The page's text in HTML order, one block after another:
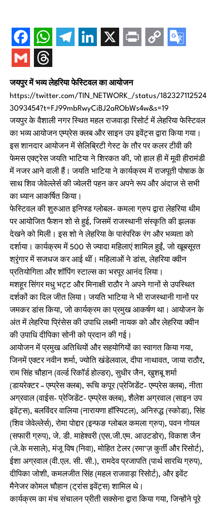
जयपुर में भव्य लेहरिया फेस्टिवल का आयोजन
https://twitter.com/TIN_NETWORK_/status/182327112524
3093454?t=FJ99mbRwyCiBJ2aRObWs4w&s=19
जयपुर के वैशाली नगर स्थित महल राजवाड़ा रिसोर्ट में लेहरिया फेस्टिवल
का भव्य आयोजन एम्प्रेस क्लब और साइन उप इवेंट्स द्वारा किया गया।
इस शानदार आयोजन में सेलिब्रिटी गेस्ट के तौर पर कलर टीवी की
फेमस एक्ट्रेस जयति भाटिया ने शिरकत की, जो हाल ही में मूवी हीरामंडी
में नजर आने वाली हैं। जयति भाटिया ने कार्यक्रम में राजपूती पोषाक के
साथ शिव जेवेल्लेर्स की ज्वेलरी पहन कर अपने रूप और अंदाज से सभी
का ध्यान आकर्षित किया।
फेस्टिवल की शुरुआत इनिफ्ड ग्लोबल- कमला ग्रुप द्वारा लेहरिया थीम
पर आयोजित फैशन शो से हुई, जिसमें राजस्थानी संस्कृति की झलक
देखने को मिली। इस शो ने लेहरिया के पारंपरिक रंग और भव्यता को
दर्शाया। कार्यक्रम में 500 से ज्यादा महिलाएं शामिल हुईं, जो खूबसूरत
श्रृंगार में सजधज कर आई थीं। महिलाओं ने डांस, लेहरिया क्वीन
प्रतियोगिता और शॉपिंग स्टाल्स का भरपूर आनंद लिया।
मशहूर सिंगर मधु भट्ट और मिनाक्षी राठौर ने अपने गानों से उपस्थित
दर्शकों का दिल जीत लिया। जयति भाटिया ने भी राजस्थानी गानों पर
जमकर डांस किया, जो कार्यक्रम का प्रमुख आकर्षण था। आयोजन के
अंत में लेहरिया प्रिंसेस की उपाधि लक्ष्मी नायक को और लेहरिया क्वीन
की उपाधि दीपिका सोनी को प्रदान की गई।
आयोजन में प्रमुख अतिथियों और सहयोगियों का स्वागत किया गया,
जिनमें एक्टर नवीन शर्मा, ज्योति खंडेलवाल, दीपा नाथावत, जाया राठौर,
राम सिंह चौहान (वर्ल्ड रिकॉर्ड होल्डर), सुधीर जैन, खुशबू शर्मा
(डायरेक्टर – एम्प्रेस क्लब), रूचि कपूर (प्रेजिडेंट- एम्प्रेस क्लब), नीता
अग्रवाल (वाईस- प्रेजिडेंट- एम्प्रेस क्लब), शैलेश अग्रवाल (साइन उप
इवेंट्स), बलविंदर वालिया (नारायणा हॉस्पिटल), अनिरुद्ध (स्कोडा), सिंह
(शिव जेवेल्लेर्स), रोमा पोद्दार (इन्फङ ग्लोबल कमला ग्रुप), पवन गोयल
(सफारी ग्रुप), जे. डी. माहेश्वरी (एस.जी.एम. आउटडोर), विकाश जैन
(जे.के मसाले), मंजू विष (निवा), मोहित टेलर (रमा’ज़ कुर्ती और रिसोर्ट),
ईशा अग्रवाल (वी.एल. सी. सी.), रामदेव प्रजापति (पार्थ सारथि ग्रुप),
दीपिका जोशी, कमलजीत सिंह (महल राजवाड़ा रिसोर्ट), और इवेंट
मैनेजर कोमल चौहान (ट्रांस इवेंट्स) शामिल थे।
कार्यक्रम का मंच संचालन प्रीती सक्सेना द्वारा किया गया, जिन्होंने पूरे